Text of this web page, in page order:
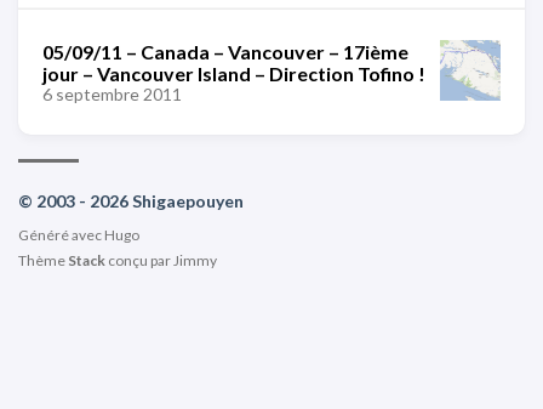
05/09/11 – Canada – Vancouver – 17ième
jour – Vancouver Island – Direction Tofino !
6 septembre 2011
© 2003 - 2026 Shigaepouyen
Généré avec Hugo
Thème Stack conçu parJimmy